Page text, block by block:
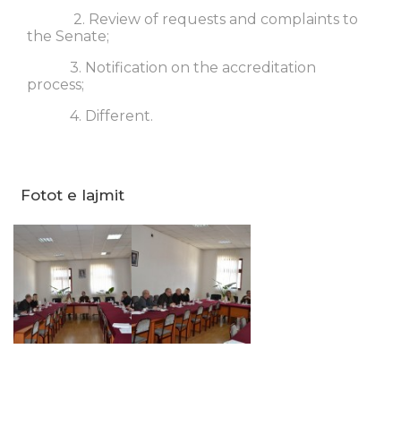
2. Review of requests and complaints to
the Senate;
3. Notification on the accreditation
process;
4. Different.
Fotot e lajmit